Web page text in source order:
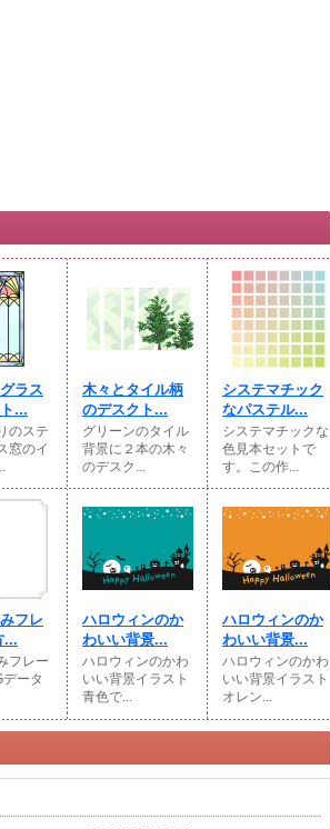
ラス
...
のステ
窓のイ
木々とタイル柄
のデスクト...
グリーンのタイル
背景に２本の木々
のデスク...
システマチック
なパステル...
システマチックな
色見本セットで
す。この作...
フレ
...
フレー
ータ
ハロウィンのか
わいい背景...
ハロウィンのかわ
いい背景イラスト
青色で...
ハロウィンのか
わいい背景...
ハロウィンのかわ
いい背景イラスト
オレン...